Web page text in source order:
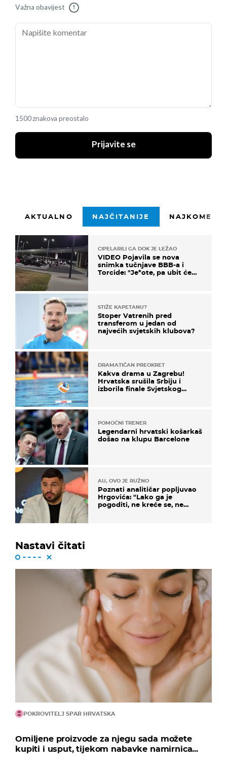
Važna obavijest !
1500 znakova preostalo
Prijavite se
AKTUALNO NAJČITANIJE
CIPELARILI GA DOK JE LEŽAO
VIDEO Pojavila se nova
snimka tučnjave BBB-a i
Torcide: "Je*ote, pa ubit će
STIŽE KAPETANU?
Stoper Vatrenih pred
transferom u jedan od
najvećih svjetskih klubova?
DRAMATIČAN PREOKRET
Kakva drama u Zagrebu!
Hrvatska srušila Srbiju i
izborila finale Svjetskog
POMOĆNI TRENER
Legendarni hrvatski košarkaš
došao na klupu Barcelone
AU, OVO JE RUŽNO
Poznati analitičar popljuvao
Hrgovića: "Lako ga je
pogoditi, ne kreće se, ne
Nastavi čitati
POKROVITELJ SPAR HRVATSKA
Omiljene proizvode za njegu sada možete
kupiti i usput, tijekom nabavke namirnica...